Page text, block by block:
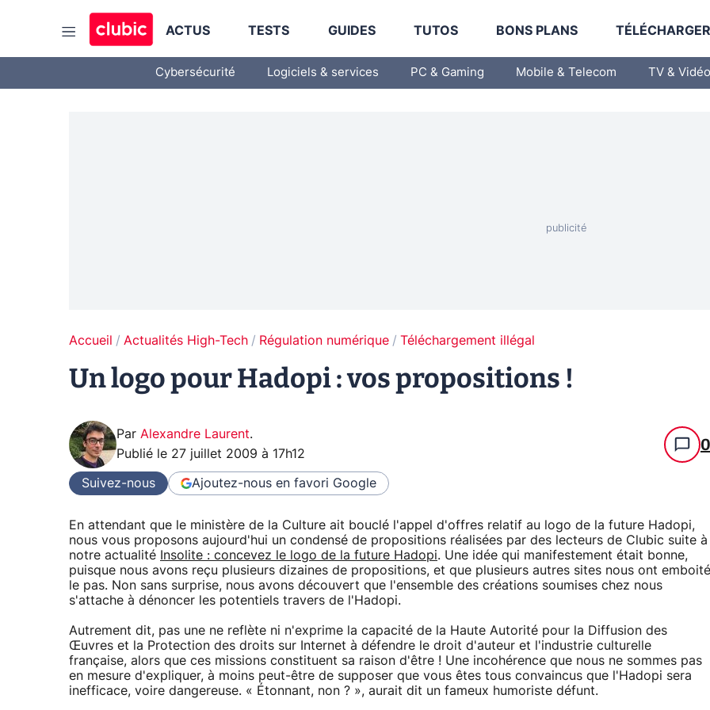
ACTUS TESTS GUIDES TUTOS BONS PLANS
Cybersécurité Logiciels & services PC & Gaming Mobile & Telecom TV & Vidéo
Accueil Actualités High-Tech Régulation numérique Téléchargement illégal
Un logo pour Hadopi : vos propositions !
Par Alexandre Laurent.
Publié le 27 juillet 2009 à 17h12 0
Suivez-nous Ajoutez-nous en favori Google
En attendant que le ministère de la Culture ait bouclé l'appel d'offres relatif au logo de la future Hadopi,
nous vous proposons aujourd'hui un condensé de propositions réalisées par des lecteurs de Clubic suite à
notre actualité
Insolite : concevez le logo de la future Hadopi. Une idée qui manifestement était bonne,
puisque nous avons reçu plusieurs dizaines de propositions, et que plusieurs autres sites nous ont emboité
le pas. Non sans surprise, nous avons découvert que l'ensemble des créations soumises chez nous
s'attache à dénoncer les potentiels travers de l'Hadopi.
Autrement dit, pas une ne reflète ni n'exprime la capacité de la Haute Autorité pour la Diffusion des
Œuvres et la Protection des droits sur Internet à défendre le droit d'auteur et l'industrie culturelle
française, alors que ces missions constituent sa raison d'être ! Une incohérence que nous ne sommes pas
en mesure d'expliquer, à moins peut-être de supposer que vous êtes tous convaincus que l'Hadopi sera
inefficace, voire dangereuse. « Étonnant, non ? », aurait dit un fameux humoriste défunt.